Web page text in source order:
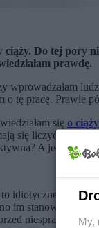
ciąży. Do tej pory
prawdę.
wprowadzałam
o tę pracę. Prawie
się o ciąży
się liczyć moje
A jednak
idiotyczne, tak
im stanowiska lub
niesprawiedliwą
My,